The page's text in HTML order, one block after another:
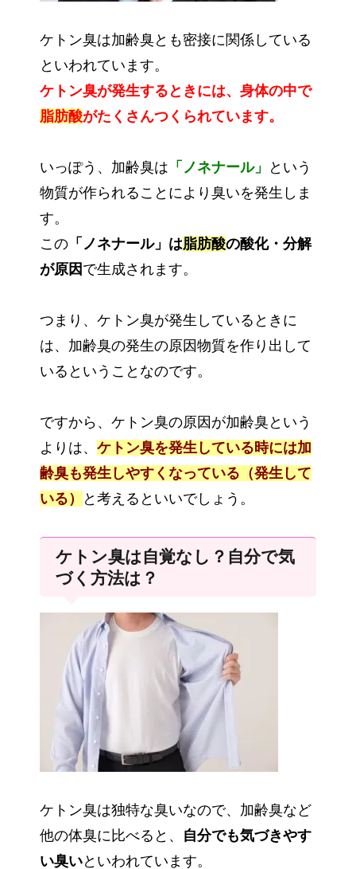
ケトン臭は加齢臭とも密接に関係している
といわれています。
ケトン臭が発生するときには、身体の中で
脂肪酸がたくさんつくられています。
いっぽう、加齢臭は 「ノネナール」
という
物質が作られることにより臭いを発生しま
す。
この 「ノネナール」は脂肪酸の酸化・分解
が原因 で生成されます。
つまり、ケトン臭が発生しているときに
は、加齢臭の発生の原因物質を作り出して
いるということなのです。
ですから、ケトン臭の原因が加齢臭という
よりは、 ケトン臭を発生している時には加
齢臭も発生しやすくなっている（発生して
いる）
と考えるといいでしょう。
ケトン臭は自覚なし？自分で気
づく方法は？
ケトン臭は独特な臭いなので、加齢臭など
他の体臭に比べると、 自分でも気づきやす
い臭いといわれています。